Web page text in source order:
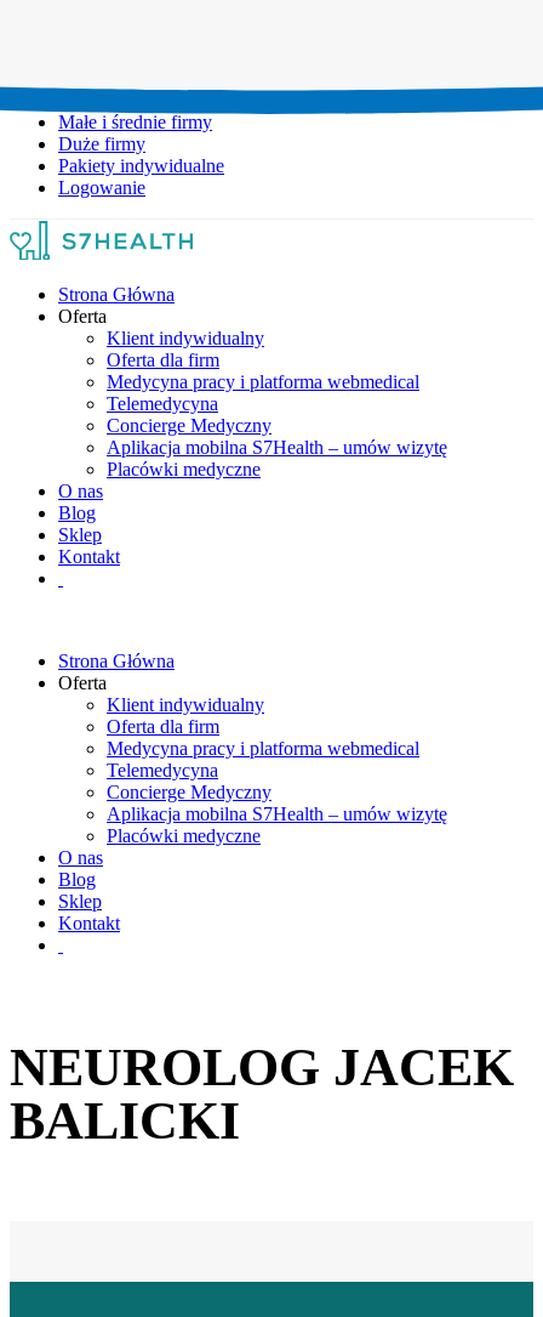
Małe i średnie firmy
Duże firmy
Pakiety indywidualne
Logowanie
Strona Główna
Oferta
Klient indywidualny
Oferta dla firm
Medycyna pracy i platforma webmedical
Telemedycyna
Concierge Medyczny
Aplikacja mobilna S7Health – umów wizytę
Placówki medyczne
O nas
Blog
Sklep
Kontakt
Strona Główna
Oferta
Klient indywidualny
Oferta dla firm
Medycyna pracy i platforma webmedical
Telemedycyna
Concierge Medyczny
Aplikacja mobilna S7Health – umów wizytę
Placówki medyczne
O nas
Blog
Sklep
Kontakt
NEUROLOG JACEK
BALICKI